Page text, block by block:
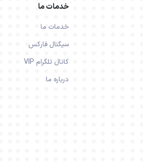
خدمات ما
خدمات ما
سیگنال فارکس
کانال تلگرام VIP
درباره ما